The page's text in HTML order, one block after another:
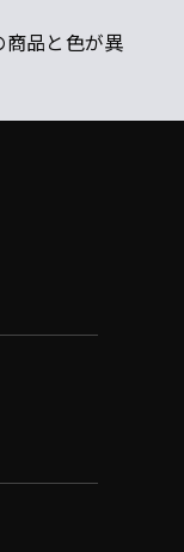
品と色が異